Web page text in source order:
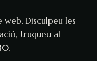
Disculpeu les
truqueu al
.